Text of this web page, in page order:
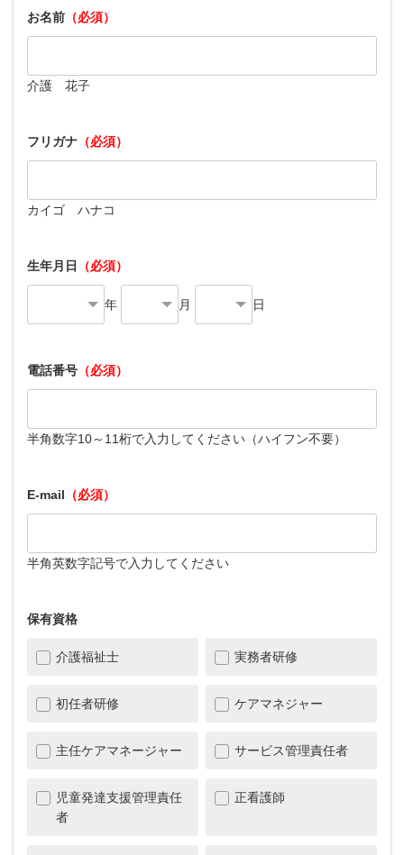
お名前 （必須）
介護 花子
フリガナ （必須）
カイゴ ハナコ
生年月日 （必須）
年 月 日
電話番号 （必須）
半角数字10～11桁で入力してください（ハイフン不要）
E-mail （必須）
半角英数字記号で入力してください
保有資格
介護福祉士 実務者研修
初任者研修 ケアマネジャー
主任ケアマネージャー サービス管理責任者
児童発達支援管理責任
者
正看護師